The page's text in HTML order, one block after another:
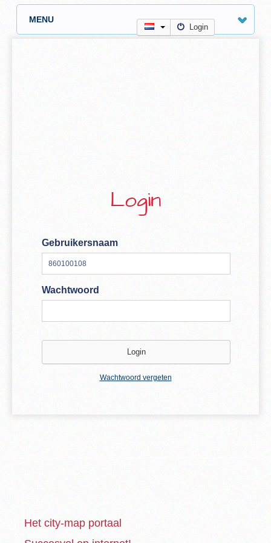
MENU
Login
Login
Gebruikersnaam
Wachtwoord
Wachtwoord vergeten
Het city-map portaal